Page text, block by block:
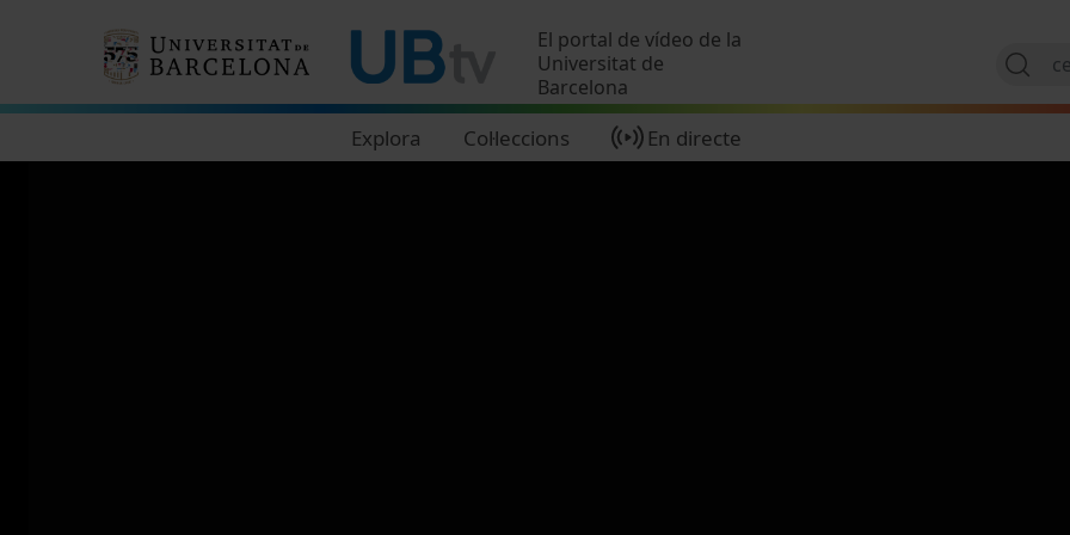
El portal de vídeo de la
Universitat de
Barcelona
Explora Col·leccions En directe